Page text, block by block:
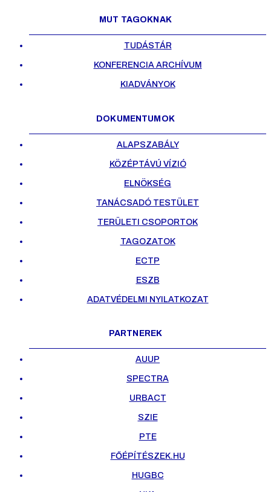
MUT TAGOKNAK
TUDÁSTÁR
KONFERENCIA ARCHÍVUM
KIADVÁNYOK
DOKUMENTUMOK
ALAPSZABÁLY
KÖZÉPTÁVÚ VÍZIÓ
ELNÖKSÉG
TANÁCSADÓ TESTÜLET
TERÜLETI CSOPORTOK
TAGOZATOK
ECTP
ESZB
ADATVÉDELMI NYILATKOZAT
PARTNEREK
AUUP
SPECTRA
URBACT
SZIE
PTE
FŐÉPÍTÉSZEK.HU
HUGBC